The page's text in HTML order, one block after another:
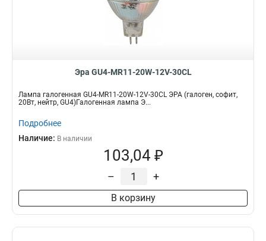
Эра GU4-MR11-20W-12V-30CL
Лампа галогенная GU4-MR11-20W-12V-30CL ЭРА (галоген, софит,
20Вт, нейтр, GU4)Галогенная лампа Э...
Подробнее
Наличие: В наличии
103,04 ₽
– +
В корзину